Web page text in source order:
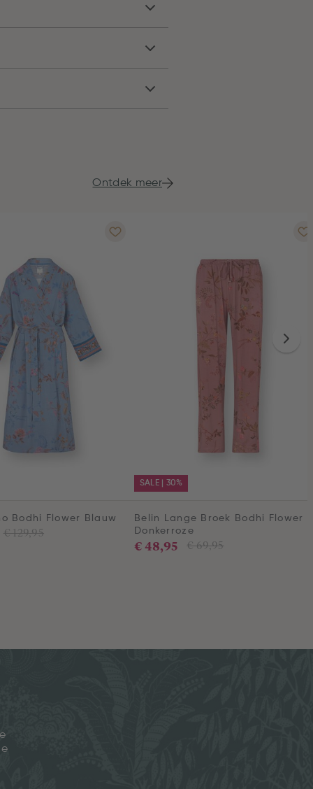
Ontdek meer
Bodhi Flower Blauw
€ 129,95
SALE | 30%
Belin Lange Broek Bodhi Flower
Donkerroze
€ 69,95
€ 48,95